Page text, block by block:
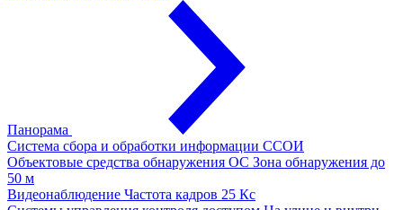
Панорама
Система сбора и обработки информации ССОИ
Объектовые средства обнаружения ОС Зона обнаружения до
50 м
Видеонаблюдение Частота кадров 25 Кс